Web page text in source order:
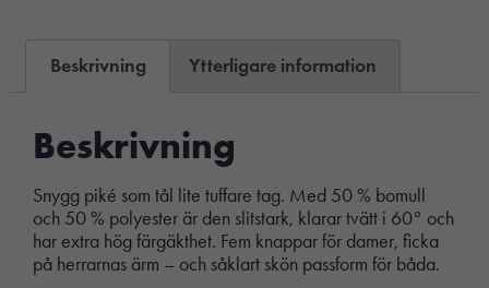
Beskrivning Ytterligare information
Beskrivning
Snygg piké som tål lite tuffare tag. Med 50 % bomull
och 50 % polyester är den slitstark, klarar tvätt i 60° och
har extra hög färgäkthet. Fem knappar för damer, ficka
på herrarnas ärm – och såklart skön passform för båda.